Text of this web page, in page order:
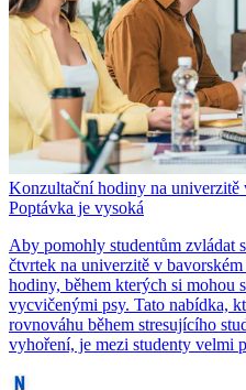
Konzultační hodiny na univerzitě
Poptávka je vysoká
Aby pomohly studentům zvládat
čtvrtek na univerzitě v
hodiny, během kterých si mohou
vycvičenými psy. Tato nabídka,
rovnováhu během stresujícího
vyhoření, je mezi studenty velmi